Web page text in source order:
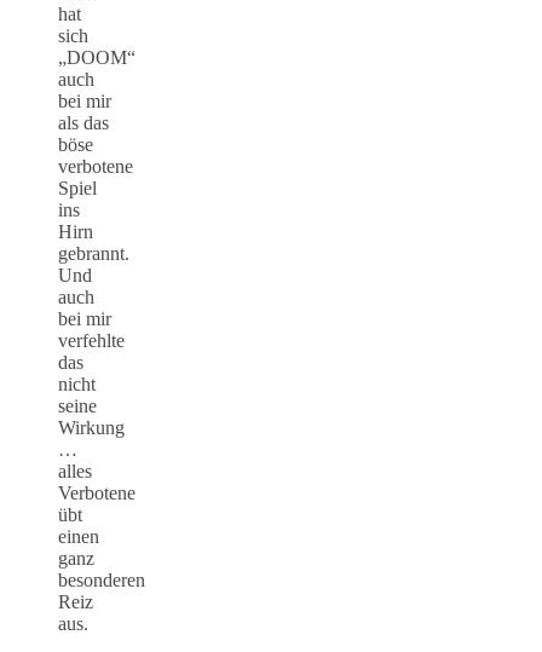
hat
sich
„DOOM“
auch
bei mir
als das
böse
verbotene
Spiel
ins
Hirn
gebrannt.
Und
auch
bei mir
verfehlte
das
nicht
seine
Wirkung
…
alles
Verbotene
übt
einen
ganz
besonderen
Reiz
aus.